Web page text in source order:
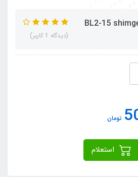
(دیدگاه 1 کاربر)
تومان
استعلام